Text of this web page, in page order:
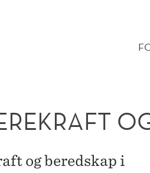
og beredskap i